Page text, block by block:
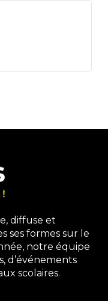
diffuse et
ses formes sur le
notre équipe
d’événements
scolaires.